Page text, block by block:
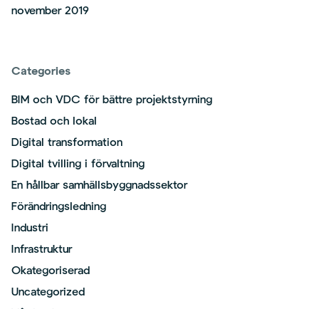
november 2019
Categories
BIM och VDC för bättre projektstyrning
Bostad och lokal
Digital transformation
Digital tvilling i förvaltning
En hållbar samhällsbyggnadssektor
Förändringsledning
Industri
Infrastruktur
Okategoriserad
Uncategorized